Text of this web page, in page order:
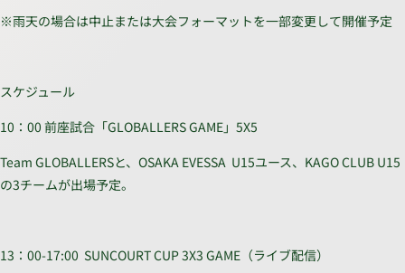
※雨天の場合は中止または大会フォーマットを一部変更して開催予定
スケジュール
10：00 前座試合「GLOBALLERS GAME」5X5
Team GLOBALLERSと、OSAKA EVESSA U15ユース、KAGO CLUB U15
の3チームが出場予定。
13：00-17:00 SUNCOURT CUP 3X3 GAME（ライブ配信）